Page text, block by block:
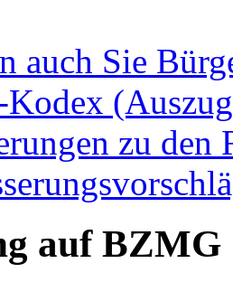
auch Sie
Kodex
zu den
auf BZMG